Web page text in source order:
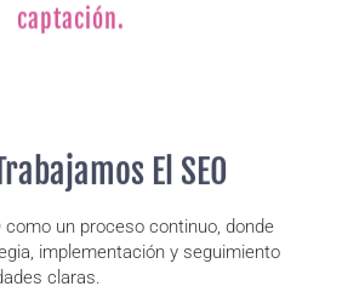
captación.
El SEO
como un proceso continuo, donde
implementación y seguimiento
claras.